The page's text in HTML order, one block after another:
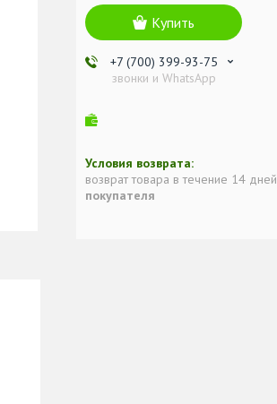
Купить
+7 (700) 399-93-75
звонки и WhatsApp
возврат товара в течение 14 дней
покупателя